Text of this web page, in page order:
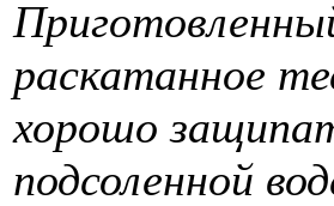
раскатанное
хорошо
подсоленной